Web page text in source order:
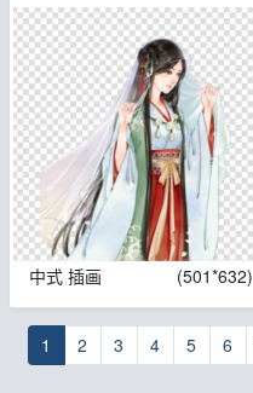
中式 插画 (501*632)
1 2 3 4 5 6